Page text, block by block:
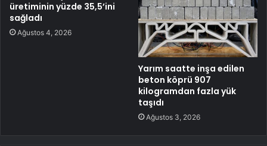
üretiminin yüzde 35,5’ini
sağladı
Ağustos 4, 2026
Yarım saatte inşa edilen
beton köprü 907
kilogramdan fazla yük
taşıdı
Ağustos 3, 2026